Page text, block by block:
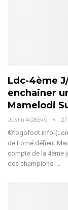
Ldc-4ème
enchainer
Mamelodi
Justin AGBEVO
©togofoot.info-
de Lomé défient
compte de la 4ème
des champions. …